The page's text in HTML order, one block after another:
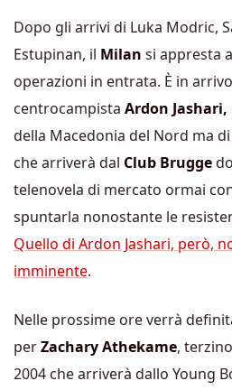
Dopo gli arrivi di Luka Modric,
Estupinan, il Milan si appresta
operazioni in entrata. È in
centrocampista Ardon Jashari,
della Macedonia del Nord ma
che arriverà dal Club Brugge
telenovela di mercato ormai
spuntarla nonostante le
Quello di Ardon Jashari, però,
imminente.
Nelle prossime ore verrà
perZachary Athekame,
2004 che arriverà dallo Young